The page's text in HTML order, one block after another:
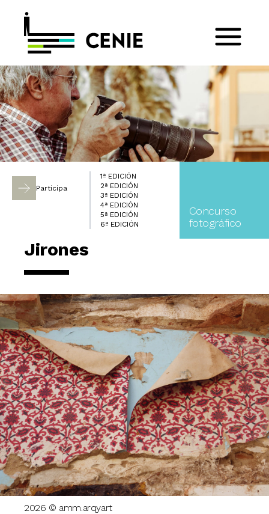
Participa
1ª EDICIÓN
2ª EDICIÓN
3ª EDICIÓN
4ª EDICIÓN
5ª EDICIÓN
6ª EDICIÓN
Concurso
fotográfico
Jirones
2026 © amm.arqyart